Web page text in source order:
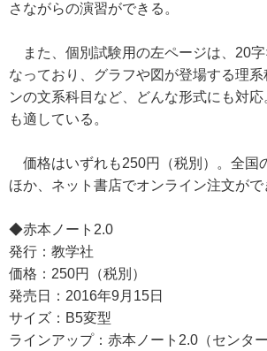
さながらの演習ができる。
また、個別試験用の左ページは、20字
なっており、グラフや図が登場する理系
ンの文系科目など、どんな形式にも対
も適している。
価格はいずれも250円（税別）。全国
ほか、ネット書店でオンライン注文がで
◆赤本ノート2.0
発行：教学社
価格：250円（税別）
発売日：2016年9月15日
サイズ：B5変型
ラインアップ：赤本ノート2.0（センタ